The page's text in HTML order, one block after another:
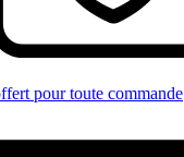
pour toute commande